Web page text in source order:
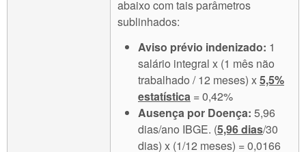
abaixo com tais parâmetros
sublinhados:
Aviso prévio indenizado: 1
salário integral x (1 mês não
trabalhado / 12 meses) x5,5%
estatística = 0,42%
Ausença por Doença: 5,96
dias/ano IBGE. (5,96 dias/30
dias) x (1/12 meses) = 0,0166